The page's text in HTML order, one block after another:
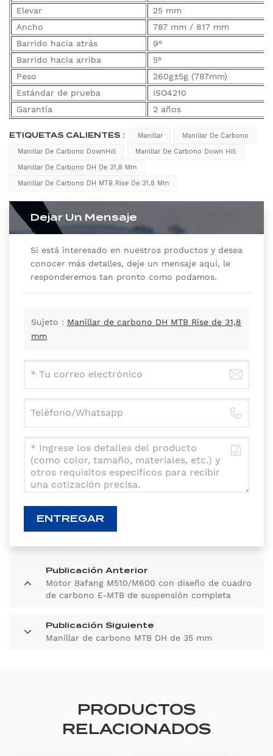
Elevar
25 mm
Ancho
787 mm / 817 mm
Barrido hacia atrás
9°
Barrido hacia arriba
5°
Peso
260g±5g (787mm)
Estándar de prueba
ISO4210
Garantía
2 años
ETIQUETAS CALIENTES : Manillar
Manillar De Carbono
Manillar De Carbono DownHill
Manillar De Carbono Down Hill
Manillar De Carbono DH De 31,8 Mm
Manillar De Carbono DH MTB Rise De 31,8 Mm
Dejar Un Mensaje
Si está interesado en nuestros productos y desea
conocer más detalles, deje un mensaje aquí, le
responderemos tan pronto como podamos.
Sujeto : Manillar de carbono DH MTB Rise de 31,8
mm
ENTREGAR
Publicación Anterior
Motor Bafang M510/M600 con diseño de cuadro
de carbono E-MTB de suspensión completa
Publicación Siguiente
Manillar de carbono MTB DH de 35 mm
PRODUCTOS
RELACIONADOS